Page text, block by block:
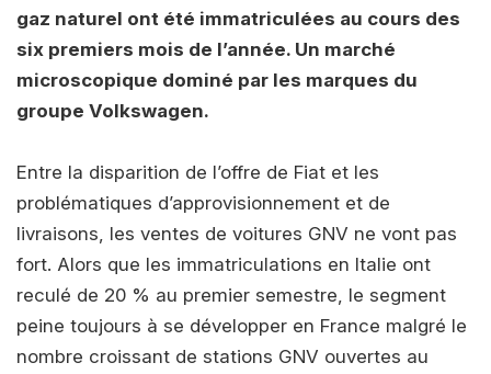
gaz naturel ont été immatriculées au cours des
six premiers mois de l’année. Un marché
microscopique dominé par les marques du
groupe Volkswagen.
Entre la disparition de l’offre de Fiat et les
problématiques d’approvisionnement et de
livraisons, les ventes de voitures GNV ne vont pas
fort. Alors que les immatriculations en Italie ont
reculé de 20 % au premier semestre, le segment
peine toujours à se développer en France malgré le
nombre croissant de stations GNV ouvertes au